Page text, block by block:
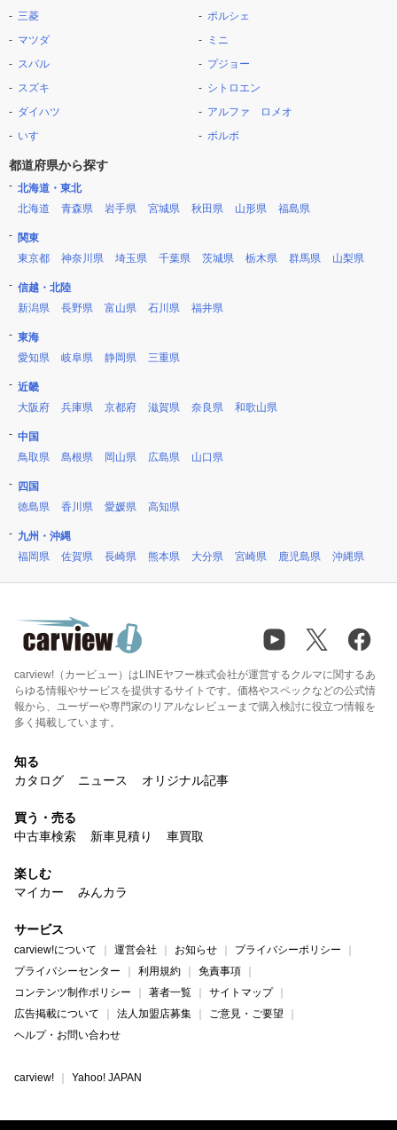
三菱
マツダ
スバル
スズキ
ダイハツ
いすゞ
ポルシェ
ミニ
プジョー
シトロエン
アルファ ロメオ
ボルボ
都道府県から探す
北海道・東北
北海道
青森県 岩手県 宮城県 秋田県 山形県 福島県
関東
東京都
神奈川県 埼玉県 千葉県 茨城県 栃木県 群馬県 山梨県
信越・北陸
新潟県
長野県 富山県 石川県 福井県
東海
愛知県
岐阜県 静岡県 三重県
近畿
大阪府
兵庫県 京都府 滋賀県 奈良県 和歌山県
中国
鳥取県
島根県 岡山県 広島県 山口県
四国
徳島県
香川県 愛媛県 高知県
九州・沖縄
福岡県
佐賀県 長崎県 熊本県 大分県 宮崎県 鹿児島県 沖縄県
carview!（カービュー）はLINEヤフー株式会社が運営するクルマに関するあ
らゆる情報やサービスを提供するサイトです。価格やスペックなどの公式情
報から、ユーザーや専門家のリアルなレビューまで購入検討に役立つ情報を
多く掲載しています。
知る
カタログ
ニュース オリジナル記事
買う・売る
中古車検索
新車見積り 車買取
楽しむ
マイカー
みんカラ
サービス
carview!について 運営会社 お知らせ
プライバシーポリシー
プライバシーセンター
利用規約
免責事項
コンテンツ制作ポリシー
著者一覧
サイトマップ
広告掲載について
法人加盟店募集
ご意見・ご要望
ヘルプ・お問い合わせ
carview! Yahoo! JAPAN